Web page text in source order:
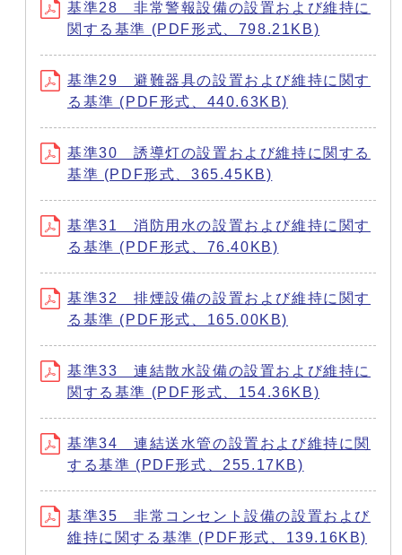
基準28 非常警報設備の設置および維持に
関する基準 (PDF形式、798.21KB)
基準29 避難器具の設置および維持に関す
る基準 (PDF形式、440.63KB)
基準30 誘導灯の設置および維持に関する
基準 (PDF形式、365.45KB)
基準31 消防用水の設置および維持に関す
る基準 (PDF形式、76.40KB)
基準32 排煙設備の設置および維持に関す
る基準 (PDF形式、165.00KB)
基準33 連結散水設備の設置および維持に
関する基準 (PDF形式、154.36KB)
基準34 連結送水管の設置および維持に関
する基準 (PDF形式、255.17KB)
基準35 非常コンセント設備の設置および
維持に関する基準 (PDF形式、139.16KB)